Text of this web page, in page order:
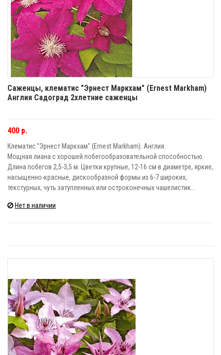
Саженцы, клематис "Эрнест Маркхам" (Ernest Markham)
Англия Садоград 2хлетние саженцы
400 р.
Клематис "Эрнест Маркхам" (Ernest Markham). Англия.
Мощная лиана с хорошей побегообразовательной способностью.
Длина побегов 2,5-3,5 м. Цветки крупные, 12-16 см в диаметре, яркие,
насыщенно-красные, дискообразной формы из 6-7 широких,
текстурных, чуть затупленных или остроконечных чашелистик...
Нет в наличии